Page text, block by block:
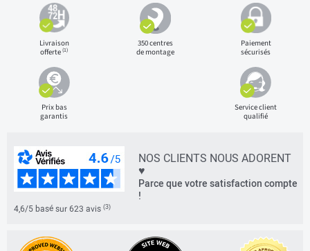
Livraison
offerte(1)
350 centres
de montage
Paiement
sécurisés
Prix bas
garantis
Service client
qualifié
NOS CLIENTS NOUS ADORENT
♥
Parce que votre satisfaction compte
!
4,6/5 basé sur 623 avis (3)